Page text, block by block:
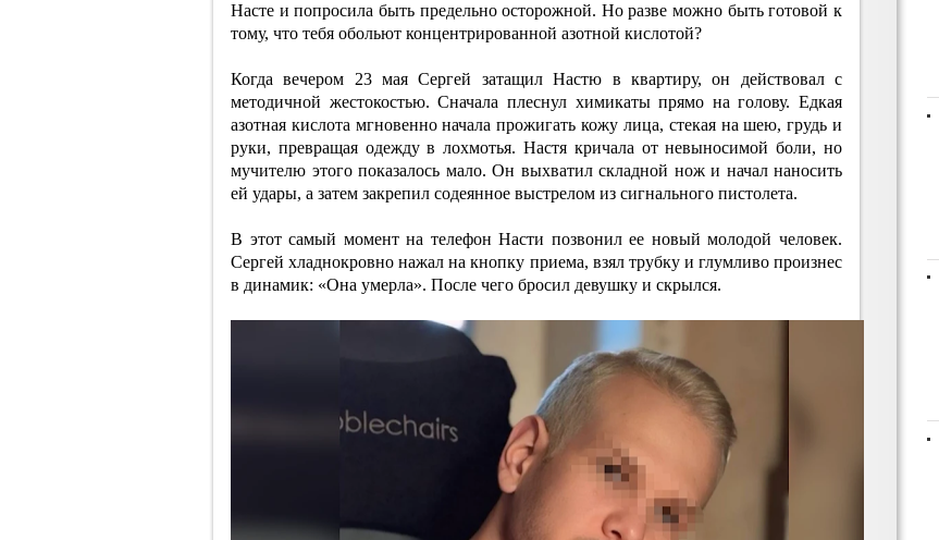
Насте и попросила быть предельно осторожной. Но разве можно быть готовой к
тому, что тебя обольют концентрированной азотной кислотой?
Когда вечером 23 мая Сергей затащил Настю в квартиру, он действовал с
методичной жестокостью. Сначала плеснул химикаты прямо на голову. Едкая
азотная кислота мгновенно начала прожигать кожу лица, стекая на шею, грудь и
руки, превращая одежду в лохмотья. Настя кричала от невыносимой боли, но
мучителю этого показалось мало. Он выхватил складной нож и начал наносить
ей удары, а затем закрепил содеянное выстрелом из сигнального пистолета.
В этот самый момент на телефон Насти позвонил ее новый молодой человек.
Сергей хладнокровно нажал на кнопку приема, взял трубку и глумливо произнес
в динамик: «Она умерла». После чего бросил девушку и скрылся.